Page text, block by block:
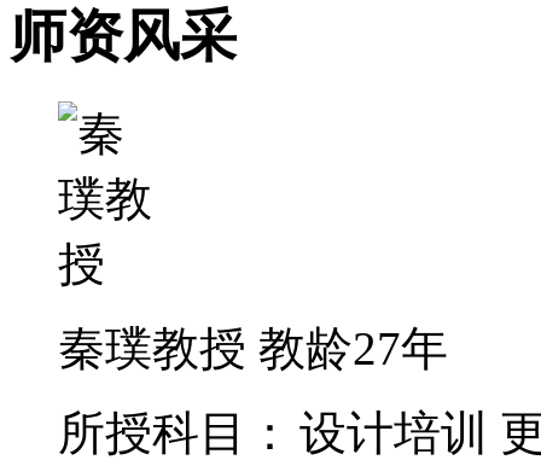
师资风采
秦璞教授 教龄27年
所授科目： 设计培训